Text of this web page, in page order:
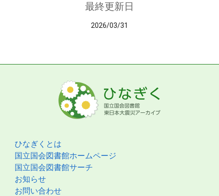
最終更新日
2026/03/31
ひなぎくとは
国立国会図書館ホームページ
国立国会図書館サーチ
お知らせ
お問い合わせ